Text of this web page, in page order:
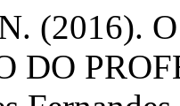
(2016).
DO